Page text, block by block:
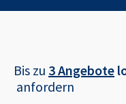
Bis zu 3 Angebote
anfordern